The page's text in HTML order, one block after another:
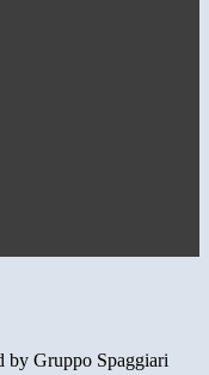
by Gruppo Spaggiari